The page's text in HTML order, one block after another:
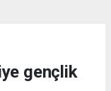
gençlik